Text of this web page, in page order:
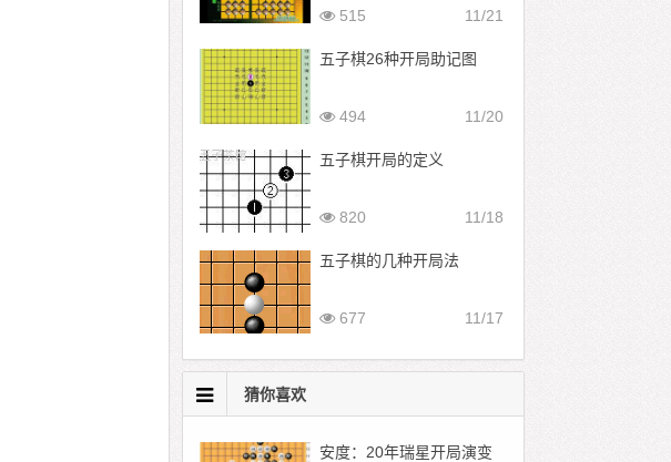
11/21
515
五子棋26种开局助记图
11/20
494
五子棋开局的定义
11/18
820
五子棋的几种开局法
11/17
677
猜你喜欢
安度：20年瑞星开局演变